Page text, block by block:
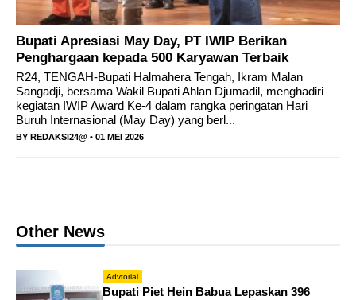
Bupati Apresiasi May Day, PT IWIP Berikan
Penghargaan kepada 500 Karyawan Terbaik
R24, TENGAH-Bupati Halmahera Tengah, Ikram Malan
Sangadji, bersama Wakil Bupati Ahlan Djumadil, menghadiri
kegiatan IWIP Award Ke-4 dalam rangka peringatan Hari
Buruh Internasional (May Day) yang berl...
BY REDAKSI24@ • 01 MEI 2026
Other News
Advtorial
Bupati Piet Hein Babua Lepaskan 396